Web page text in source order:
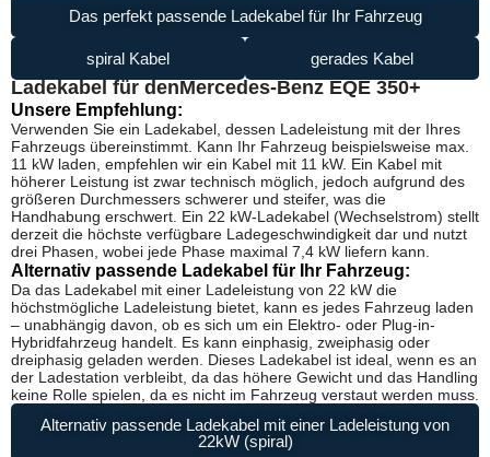
Das perfekt passende Ladekabel für Ihr Fahrzeug
spiral Kabel gerades Kabel
Ladekabel für denMercedes-Benz EQE 350+
Unsere Empfehlung:
Verwenden Sie ein Ladekabel, dessen Ladeleistung mit der Ihres
Fahrzeugs übereinstimmt. Kann Ihr Fahrzeug beispielsweise max.
11 kW laden, empfehlen wir ein Kabel mit 11 kW. Ein Kabel mit
höherer Leistung ist zwar technisch möglich, jedoch aufgrund des
größeren Durchmessers schwerer und steifer, was die
Handhabung erschwert. Ein 22 kW-Ladekabel (Wechselstrom) stellt
derzeit die höchste verfügbare Ladegeschwindigkeit dar und nutzt
drei Phasen, wobei jede Phase maximal 7,4 kW liefern kann.
Alternativ passende Ladekabel für Ihr Fahrzeug:
Da das Ladekabel mit einer Ladeleistung von 22 kW die
höchstmögliche Ladeleistung bietet, kann es jedes Fahrzeug laden
– unabhängig davon, ob es sich um ein Elektro- oder Plug-in-
Hybridfahrzeug handelt. Es kann einphasig, zweiphasig oder
dreiphasig geladen werden. Dieses Ladekabel ist ideal, wenn es an
der Ladestation verbleibt, da das höhere Gewicht und das Handling
keine Rolle spielen, da es nicht im Fahrzeug verstaut werden muss.
Alternativ passende Ladekabel mit einer Ladeleistung von
22kW (spiral)